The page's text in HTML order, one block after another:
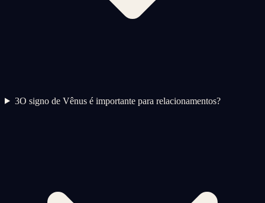
3O signo de Vênus é importante para relacionamentos?